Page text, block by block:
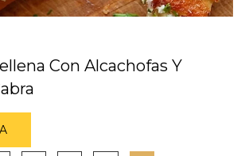
Con Alcachofas Y